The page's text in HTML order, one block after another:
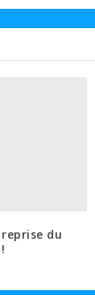
du